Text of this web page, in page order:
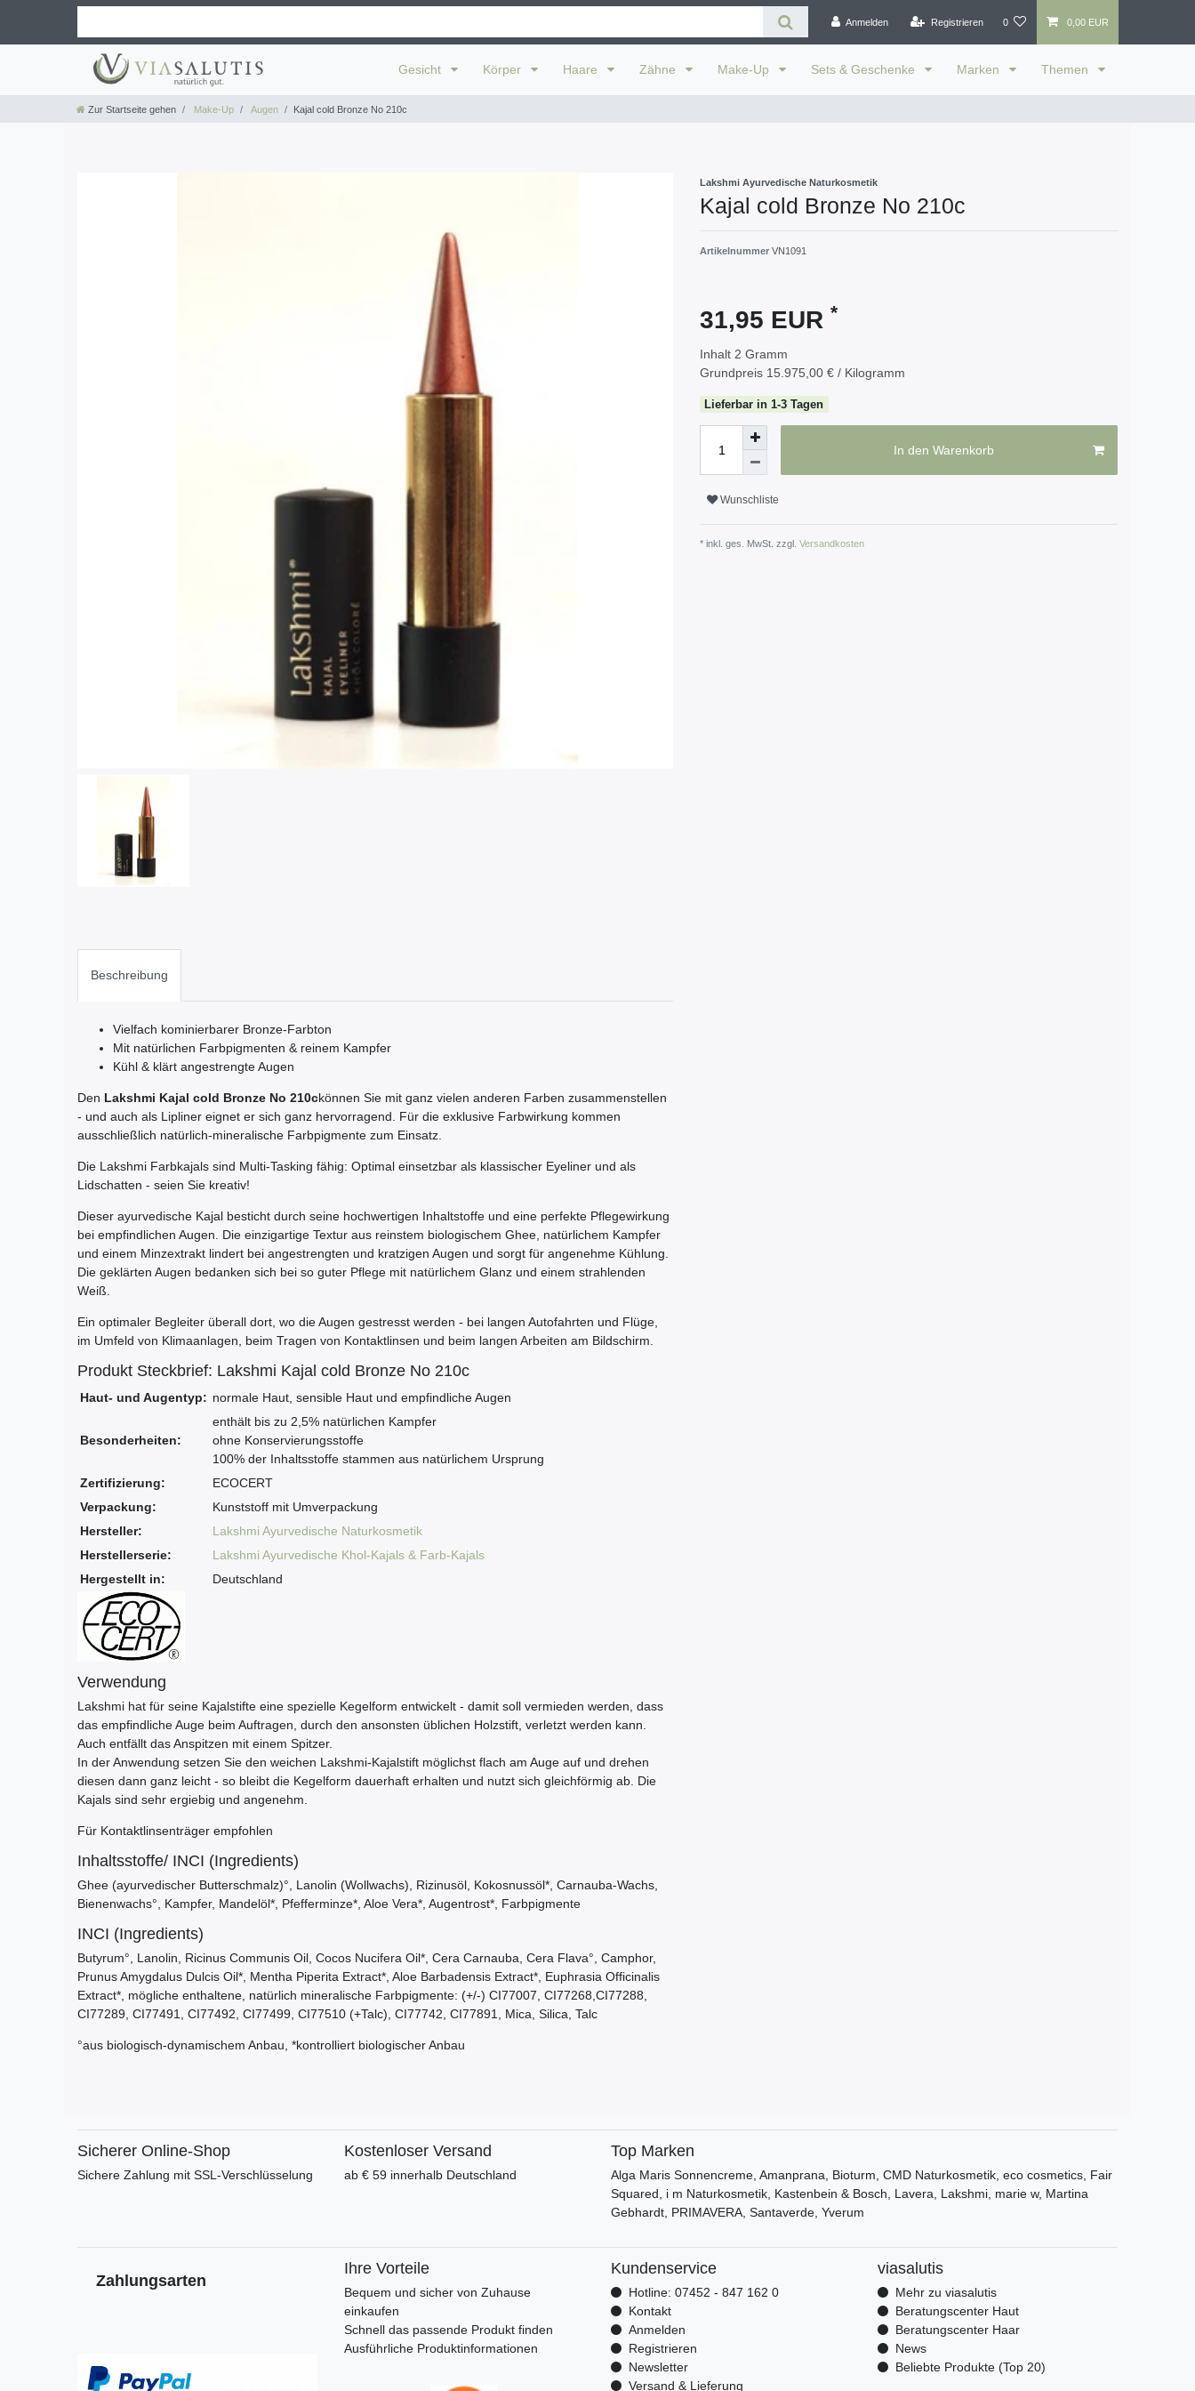
Anmelden Registrieren 0 0,00 EUR
Gesicht Körper Haare Zähne Make-Up Sets & Geschenke Marken Themen
Zur Startseite gehen Make-Up Augen Kajal cold Bronze No 210c
Lakshmi Ayurvedische Naturkosmetik
Kajal cold Bronze No 210c
Artikelnummer VN1091
31,95 EUR *
Inhalt 2 Gramm
Grundpreis 15.975,00 € / Kilogramm
Lieferbar in 1-3 Tagen
In den Warenkorb
Wunschliste
* inkl. ges. MwSt. zzgl. Versandkosten
Beschreibung
Vielfach kominierbarer Bronze-Farbton
Mit natürlichen Farbpigmenten & reinem Kampfer
Kühl & klärt angestrengte Augen
Den Lakshmi Kajal cold Bronze No 210ckönnen Sie mit ganz vielen anderen Farben zusammenstellen
- und auch als Lipliner eignet er sich ganz hervorragend. Für die exklusive Farbwirkung kommen
ausschließlich natürlich-mineralische Farbpigmente zum Einsatz.
Die Lakshmi Farbkajals sind Multi-Tasking fähig: Optimal einsetzbar als klassischer Eyeliner und als
Lidschatten - seien Sie kreativ!
Dieser ayurvedische Kajal besticht durch seine hochwertigen Inhaltstoffe und eine perfekte Pflegewirkung
bei empfindlichen Augen. Die einzigartige Textur aus reinstem biologischem Ghee, natürlichem Kampfer
und einem Minzextrakt lindert bei angestrengten und kratzigen Augen und sorgt für angenehme Kühlung.
Die geklärten Augen bedanken sich bei so guter Pflege mit natürlichem Glanz und einem strahlenden
Weiß.
Ein optimaler Begleiter überall dort, wo die Augen gestresst werden - bei langen Autofahrten und Flüge,
im Umfeld von Klimaanlagen, beim Tragen von Kontaktlinsen und beim langen Arbeiten am Bildschirm.
Produkt Steckbrief: Lakshmi Kajal cold Bronze No 210c
Haut- und Augentyp: normale Haut, sensible Haut und empfindliche Augen
Besonderheiten:
enthält bis zu 2,5% natürlichen Kampfer
ohne Konservierungsstoffe
100% der Inhaltsstoffe stammen aus natürlichem Ursprung
Zertifizierung:
ECOCERT
Verpackung:
Kunststoff mit Umverpackung
Hersteller:
Lakshmi Ayurvedische Naturkosmetik
Herstellerserie:
Lakshmi Ayurvedische Khol-Kajals & Farb-Kajals
Hergestellt in:
Deutschland
Verwendung
Lakshmi hat für seine Kajalstifte eine spezielle Kegelform entwickelt - damit soll vermieden werden, dass
das empfindliche Auge beim Auftragen, durch den ansonsten üblichen Holzstift, verletzt werden kann.
Auch entfällt das Anspitzen mit einem Spitzer.
In der Anwendung setzen Sie den weichen Lakshmi-Kajalstift möglichst flach am Auge auf und drehen
diesen dann ganz leicht - so bleibt die Kegelform dauerhaft erhalten und nutzt sich gleichförmig ab. Die
Kajals sind sehr ergiebig und angenehm.
Für Kontaktlinsenträger empfohlen
Inhaltsstoffe/ INCI (Ingredients)
Ghee (ayurvedischer Butterschmalz)°, Lanolin (Wollwachs), Rizinusöl, Kokosnussöl*, Carnauba-Wachs,
Bienenwachs°, Kampfer, Mandelöl*, Pfefferminze*, Aloe Vera*, Augentrost*, Farbpigmente
INCI (Ingredients)
Butyrum°, Lanolin, Ricinus Communis Oil, Cocos Nucifera Oil*, Cera Carnauba, Cera Flava°, Camphor,
Prunus Amygdalus Dulcis Oil*, Mentha Piperita Extract*, Aloe Barbadensis Extract*, Euphrasia Officinalis
Extract*, mögliche enthaltene, natürlich mineralische Farbpigmente: (+/-) CI77007, CI77268,CI77288,
CI77289, CI77491, CI77492, CI77499, CI77510 (+Talc), CI77742, CI77891, Mica, Silica, Talc
°aus biologisch-dynamischem Anbau, *kontrolliert biologischer Anbau
Sicherer Online-Shop
Sichere Zahlung mit SSL-Verschlüsselung
Kostenloser Versand
ab € 59 innerhalb Deutschland
Top Marken
Alga Maris Sonnencreme, Amanprana, Bioturm, CMD Naturkosmetik, eco cosmetics, Fair
Squared, i m Naturkosmetik, Kastenbein & Bosch, Lavera, Lakshmi, marie w, Martina
Gebhardt, PRIMAVERA, Santaverde, Yverum
Zahlungsarten
Ihre Vorteile
Bequem und sicher von Zuhause
einkaufen
Schnell das passende Produkt finden
Ausführliche Produktinformationen
Kundenservice
Hotline: 07452 - 847 162 0
Kontakt
Anmelden
Registrieren
Newsletter
Versand & Lieferung
viasalutis
Mehr zu viasalutis
Beratungscenter Haut
Beratungscenter Haar
News
Beliebte Produkte (Top 20)